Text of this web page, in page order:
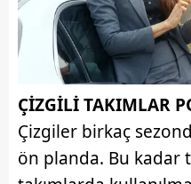
ÇİZGİLİ TAKIMLAR
Çizgiler birkaç
ön planda. Bu kadar